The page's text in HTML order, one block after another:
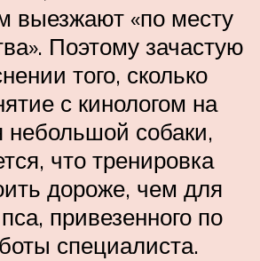
выезжают «по месту
Поэтому зачастую
того, сколько
с кинологом на
небольшой собаки,
что тренировка
дороже, чем для
привезенного по
специалиста.